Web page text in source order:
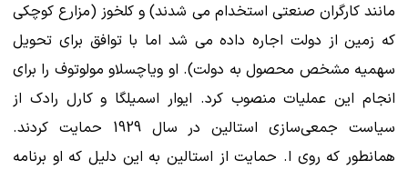
مانند کارگران صنعتی استخدام می شدند) و کلخوز (مزارع کوچکی
که زمین از دولت اجاره داده می شد اما با توافق برای تحویل
سهمیه مشخص محصول به دولت). او ویاچسلاو مولوتوف را برای
انجام این عملیات منصوب کرد. ایوار اسمیلگا و کارل رادک از
سیاست جمعی‌سازی استالین در سال 1929 حمایت کردند.
همانطور که روی ا. حمایت از استالین به این دلیل که او برنامه